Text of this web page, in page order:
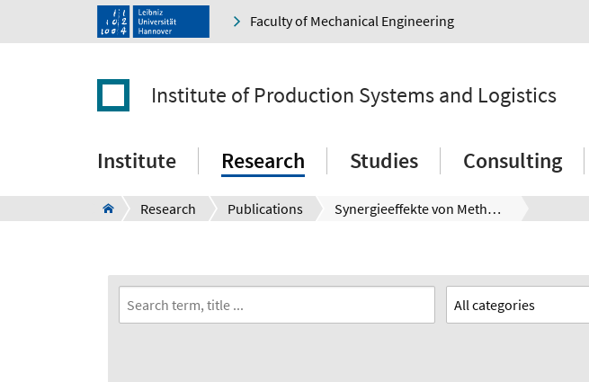
Faculty of Mechanical Engineering
Institute of Production Systems and Logistics
Institute Research Studies Consulting
Research Publications Synergieeffekte von Methoden besser nutzen - Ansatz zur prozessverbessernden und kompetenzsteigernden Methodenauswahl in produzierenden KMU